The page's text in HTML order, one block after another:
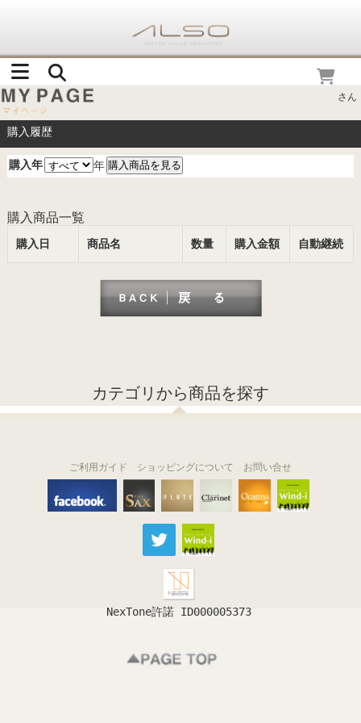
さん
購入履歴
購入年 年
購入商品一覧
購入日 商品名 数量 購入金額 自動継続
カテゴリから商品を探す
THE SAX The Clarinet
Ocarina
ご利用ガイド ショッピングについて お問い合せ
NexTone許諾 ID000005373